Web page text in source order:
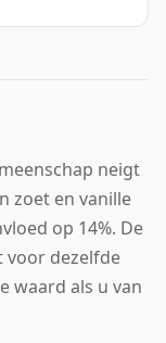
neigt
zoet en vanille
op 14%. De
voor dezelfde
waard als u van